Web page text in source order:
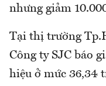
nhưng giảm
Tại thị trường
Công ty SJC báo
hiệu ở mức 36,34